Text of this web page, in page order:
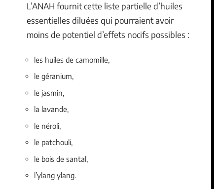
L’ANAH fournit cette liste partielle d’huiles
essentielles diluées qui pourraient avoir
moins de potentiel d’effets nocifs possibles :
les huiles de camomille,
le géranium,
le jasmin,
la lavande,
le néroli,
le patchouli,
le bois de santal,
l’ylang ylang.